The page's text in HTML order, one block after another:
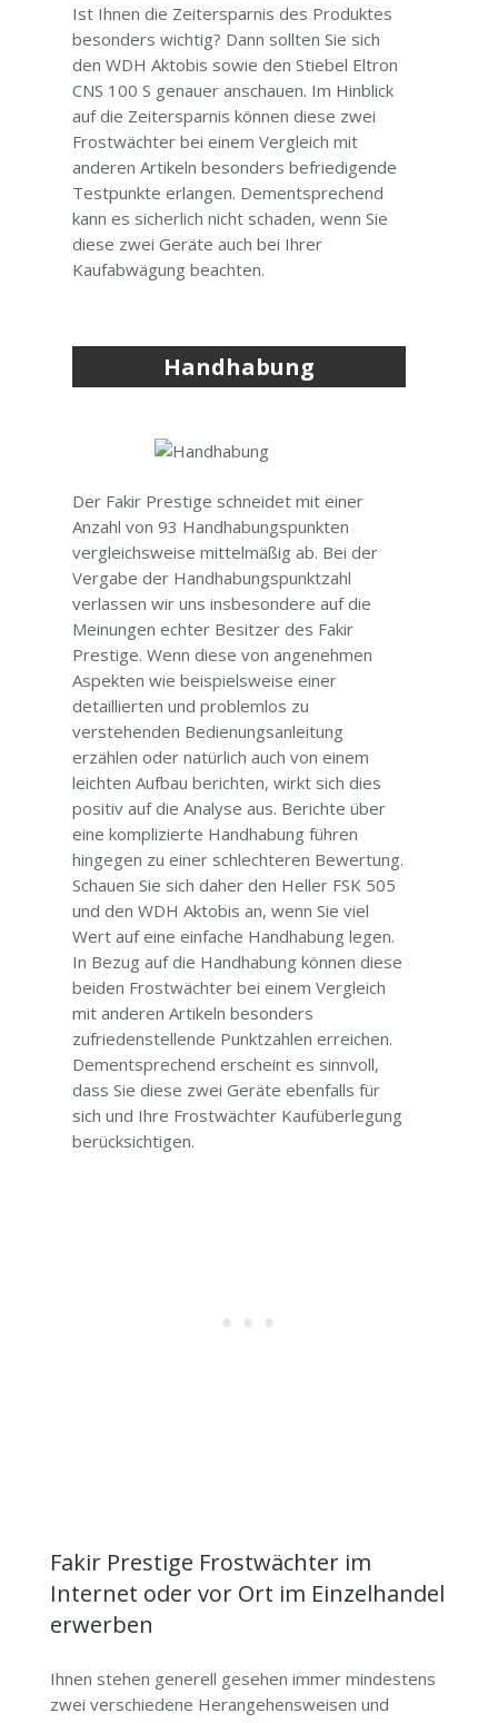
Ist Ihnen die Zeitersparnis des Produktes
besonders wichtig? Dann sollten Sie sich
den WDH Aktobis sowie den Stiebel Eltron
CNS 100 S genauer anschauen. Im Hinblick
auf die Zeitersparnis können diese zwei
Frostwächter bei einem Vergleich mit
anderen Artikeln besonders befriedigende
Testpunkte erlangen. Dementsprechend
kann es sicherlich nicht schaden, wenn Sie
diese zwei Geräte auch bei Ihrer
Kaufabwägung beachten.
Handhabung
Der Fakir Prestige schneidet mit einer
Anzahl von 93 Handhabungspunkten
vergleichsweise mittelmäßig ab. Bei der
Vergabe der Handhabungspunktzahl
verlassen wir uns insbesondere auf die
Meinungen echter Besitzer des Fakir
Prestige. Wenn diese von angenehmen
Aspekten wie beispielsweise einer
detaillierten und problemlos zu
verstehenden Bedienungsanleitung
erzählen oder natürlich auch von einem
leichten Aufbau berichten, wirkt sich dies
positiv auf die Analyse aus. Berichte über
eine komplizierte Handhabung führen
hingegen zu einer schlechteren Bewertung.
Schauen Sie sich daher den Heller FSK 505
und den WDH Aktobis an, wenn Sie viel
Wert auf eine einfache Handhabung legen.
In Bezug auf die Handhabung können diese
beiden Frostwächter bei einem Vergleich
mit anderen Artikeln besonders
zufriedenstellende Punktzahlen erreichen.
Dementsprechend erscheint es sinnvoll,
dass Sie diese zwei Geräte ebenfalls für
sich und Ihre Frostwächter Kaufüberlegung
berücksichtigen.
Fakir Prestige Frostwächter im
Internet oder vor Ort im Einzelhandel
erwerben
Ihnen stehen generell gesehen immer mindestens
zwei verschiedene Herangehensweisen und